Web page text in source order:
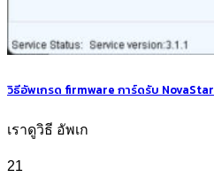
วิธีอัพเกรด firmware การ์ดรับ NovaStar
เราดูวิธี อัพเก
21